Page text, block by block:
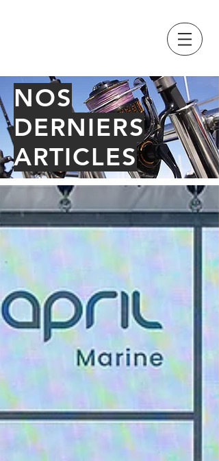
NOS
DERNIERS
ARTICLES